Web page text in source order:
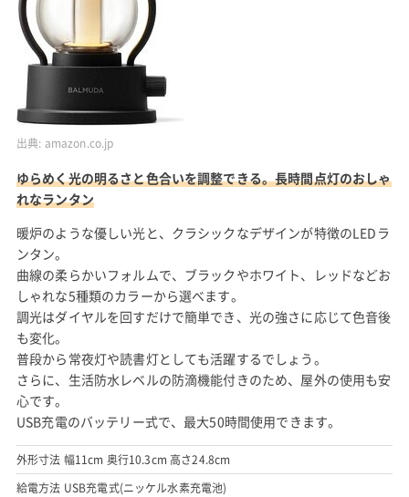
出典: amazon.co.jp
ゆらめく光の明るさと色合いを調整できる。長時間点灯のおしゃ
れなランタン
暖炉のような優しい光と、クラシックなデザインが特徴のLEDラ
ンタン。
曲線の柔らかいフォルムで、ブラックやホワイト、レッドなどお
しゃれな5種類のカラーから選べます。
調光はダイヤルを回すだけで簡単でき、光の強さに応じて色音後
も変化。
普段から常夜灯や読書灯としても活躍するでしょう。
さらに、生活防水レベルの防滴機能付きのため、屋外の使用も安
心です。
USB充電のバッテリー式で、最大50時間使用できます。
外形寸法 幅11cm 奥行10.3cm 高さ24.8cm
給電方法 USB充電式(ニッケル水素充電池)